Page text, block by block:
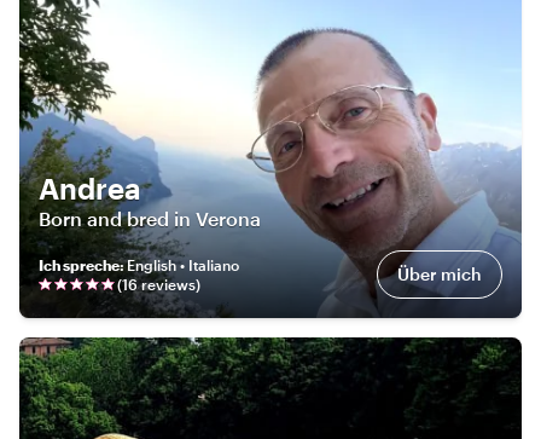
Andrea
Born and bred in Verona
Ich spreche:English • Italiano
(16reviews) Über mich